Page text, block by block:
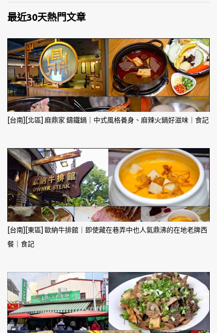
最近30天熱門文章
[台南][北區] 麻鼎家 鑄鐵鍋｜中式風格養身、麻辣火鍋好滋味｜食記
[台南][東區] 歐納牛排館｜即使藏在巷弄中也人氣鼎沸的在地老牌西
餐｜食記